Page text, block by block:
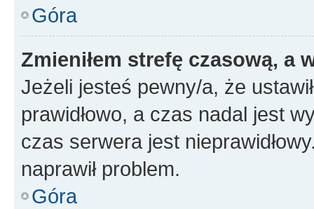
Góra
Zmieniłem strefę czasową, a
Jeżeli jesteś pewny/a, że
prawidłowo, a czas nadal jest
czas serwera jest
naprawił problem.
Góra